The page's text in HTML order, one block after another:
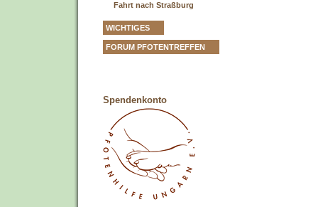
Fahrt nach Straßburg
WICHTIGES
FORUM PFOTENTREFFEN
Spendenkonto